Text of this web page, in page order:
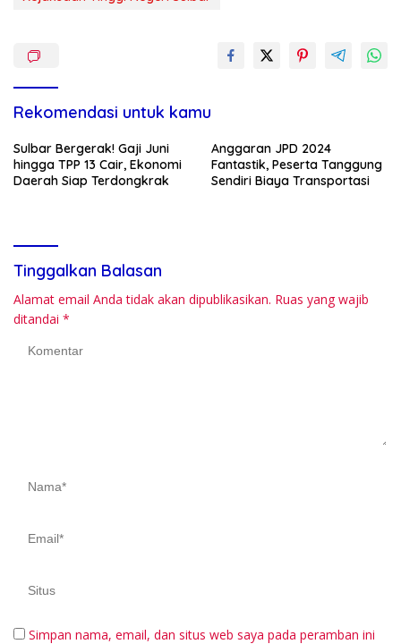
Rekomendasi untuk kamu
Sulbar Bergerak! Gaji Juni
hingga TPP 13 Cair, Ekonomi
Daerah Siap Terdongkrak
Anggaran JPD 2024
Fantastik, Peserta Tanggung
Sendiri Biaya Transportasi
Tinggalkan Balasan
Alamat email Anda tidak akan dipublikasikan. Ruas yang wajib
ditandai *
Simpan nama, email, dan situs web saya pada peramban ini